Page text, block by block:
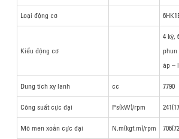
Loại động cơ
Kiểu động cơ
4 kỳ,
áp –
Dung tích xy lanh cc 7790
Công suất cực đại Ps(kW)/rpm
Mô men xoắn cực đại N.m(kgf.m)/rpm